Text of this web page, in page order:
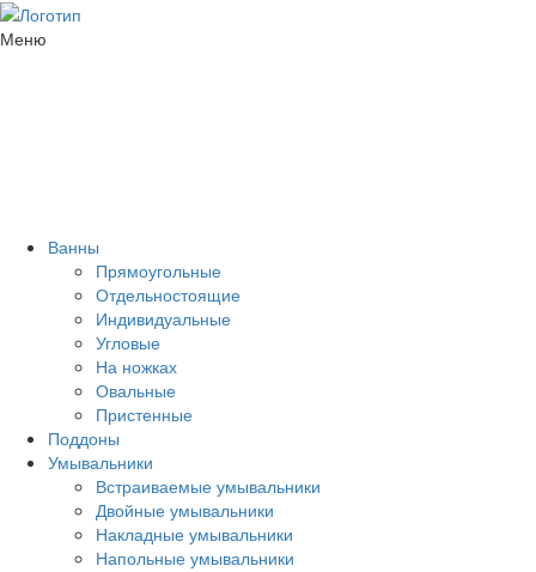
Меню
Ванны
Прямоугольные
Отдельностоящие
Индивидуальные
Угловые
На ножках
Овальные
Пристенные
Поддоны
Умывальники
Встраиваемые умывальники
Двойные умывальники
Накладные умывальники
Напольные умывальники